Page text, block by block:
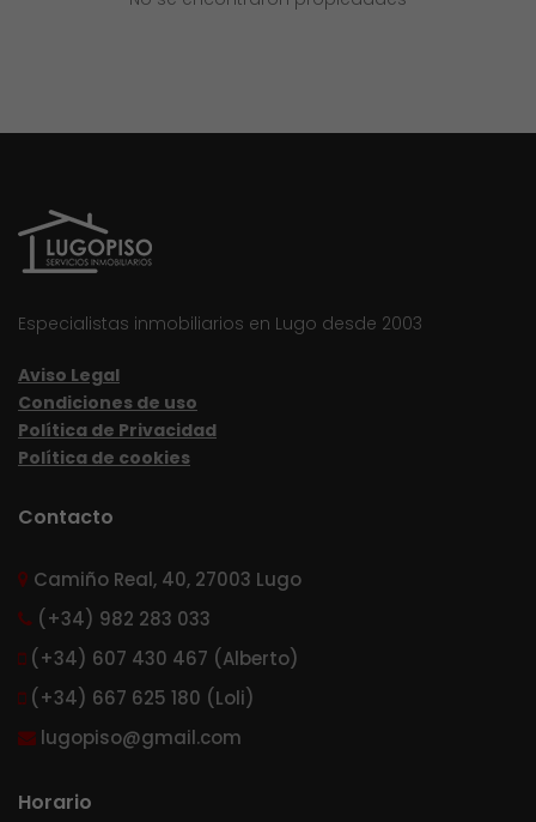
Especialistas inmobiliarios en Lugo desde 2003
Aviso Legal
Condiciones de uso
Política de Privacidad
Política de cookies
Contacto
Camiño Real, 40, 27003 Lugo
(+34) 982 283 033
(+34) 607 430 467 (Alberto)
(+34) 667 625 180 (Loli)
lugopiso@gmail.com
Horario